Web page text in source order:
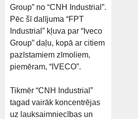
Group” no “CNH Industrial”.
Pēc šī dalījuma “FPT
Industrial” kļuva par “Iveco
Group” daļu, kopā ar citiem
pazīstamiem zīmoliem,
piemēram, “IVECO”.
Tikmēr “CNH Industrial”
tagad vairāk koncentrējas
uz lauksaimniecības un